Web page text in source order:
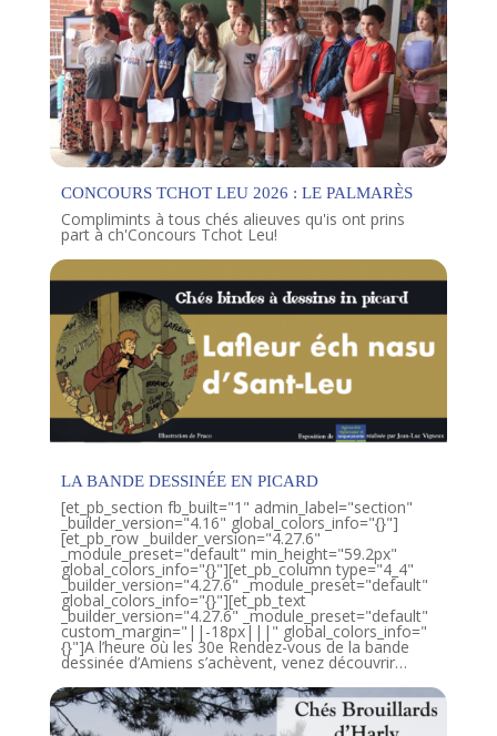
CONCOURS TCHOT LEU 2026 : LE PALMARÈS
Complimints à tous chés alieuves qu'is ont prins
part à ch'Concours Tchot Leu!
LA BANDE DESSINÉE EN PICARD
[et_pb_section fb_built="1" admin_label="section"
_builder_version="4.16" global_colors_info="{}"]
[et_pb_row _builder_version="4.27.6"
_module_preset="default" min_height="59.2px"
global_colors_info="{}"][et_pb_column type="4_4"
_builder_version="4.27.6" _module_preset="default"
global_colors_info="{}"][et_pb_text
_builder_version="4.27.6" _module_preset="default"
custom_margin="||-18px|||" global_colors_info="
{}"]A l’heure où les 30e Rendez-vous de la bande
dessinée d’Amiens s’achèvent, venez découvrir…